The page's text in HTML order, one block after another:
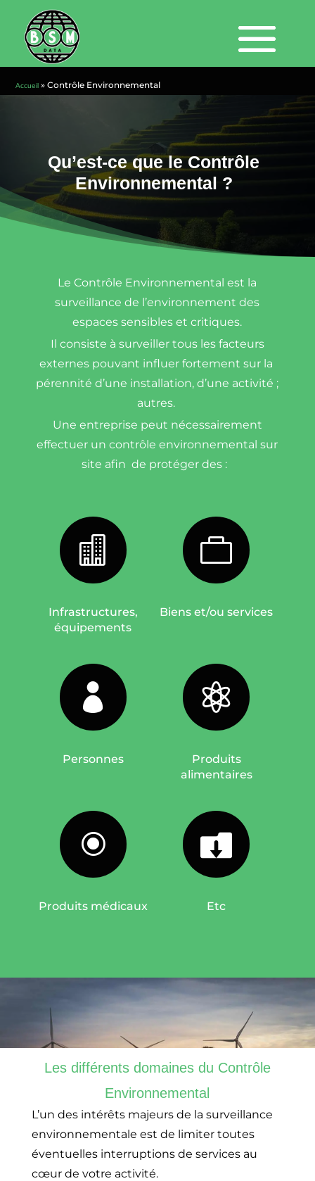
Accueil » Contrôle Environnemental
Qu’est-ce que le Contrôle
Environnemental ?
Le Contrôle Environnemental est la
surveillance de l’environnement des
espaces sensibles et critiques.
Il consiste à surveiller tous les facteurs
externes pouvant influer fortement sur la
pérennité d’une installation, d’une activité ;
autres.
Une entreprise peut nécessairement
effectuer un contrôle environnemental sur
site afin de protéger des :

Infrastructures,
équipements

Biens et/ou services

Personnes

Produits
alimentaires
\
Produits médicaux

Etc
Les différents domaines du Contrôle
Environnemental
L’un des intérêts majeurs de la surveillance
environnementale est de limiter toutes
éventuelles interruptions de services au
cœur de votre activité.